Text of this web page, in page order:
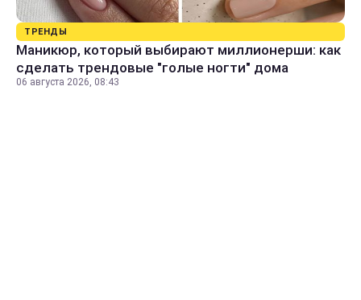
ТРЕНДЫ
Маникюр, который выбирают миллионерши: как
сделать трендовые "голые ногти" дома
06 августа 2026, 08:43